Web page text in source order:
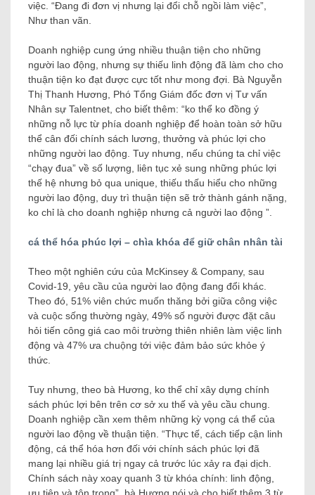
việc. “Đang đi đơn vị nhưng lại đổi chỗ ngồi làm việc”,
Như than vãn.
Doanh nghiệp cung ứng nhiều thuận tiện cho những
người lao động, nhưng sự thiếu linh động đã làm cho cho
thuận tiện ko đạt được cực tốt như mong đợi. Bà Nguyễn
Thị Thanh Hương, Phó Tổng Giám đốc đơn vị Tư vấn
Nhân sự Talentnet, cho biết thêm: “ko thể ko đồng ý
những nỗ lực từ phía doanh nghiệp để hoàn toàn sở hữu
thể cân đối chính sách lương, thưởng và phúc lợi cho
những người lao động. Tuy nhưng, nếu chúng ta chỉ việc
“chạy đua” về số lượng, liên tục xẻ sung những phúc lợi
thế hệ nhưng bỏ qua unique, thiếu thấu hiểu cho những
người lao động, duy trì thuận tiện sẽ trở thành gánh nặng,
ko chỉ là cho doanh nghiệp nhưng cả người lao động ”.
cá thể hóa phúc lợi – chìa khóa để giữ chân nhân tài
Theo một nghiên cứu của McKinsey & Company, sau
Covid-19, yêu cầu của người lao động đang đổi khác.
Theo đó, 51% viên chức muốn thăng bởi giữa công việc
và cuộc sống thường ngày, 49% số người được đặt câu
hỏi tiến công giá cao môi trường thiên nhiên làm việc linh
động và 47% ưa chuộng tới việc đảm bảo sức khỏe ý
thức.
Tuy nhưng, theo bà Hương, ko thể chỉ xây dựng chính
sách phúc lợi bên trên cơ sở xu thế và yêu cầu chung.
Doanh nghiệp cần xem thêm những kỳ vọng cá thể của
người lao động về thuận tiện. “Thực tế, cách tiếp cận linh
động, cá thể hóa hơn đối với chính sách phúc lợi đã
mang lại nhiều giá trị ngay cả trước lúc xảy ra đại dịch.
Chính sách này xoay quanh 3 từ khóa chính: linh động,